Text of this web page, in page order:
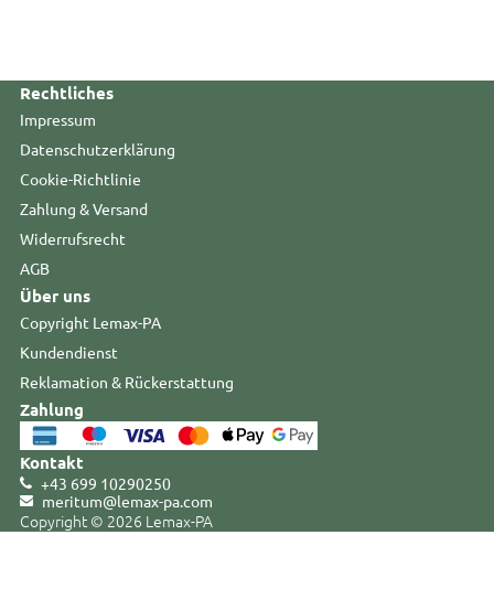
Rechtliches
Impressum
Datenschutzerklärung
Cookie-Richtlinie
Zahlung & Versand
Widerrufsrecht
AGB
Über uns
Copyright Lemax-PA
Kundendienst
Reklamation & Rückerstattung
Zahlung
Kontakt
+43 699 10290250
meritum@lemax-pa.com
Copyright © 2026 Lemax-PA